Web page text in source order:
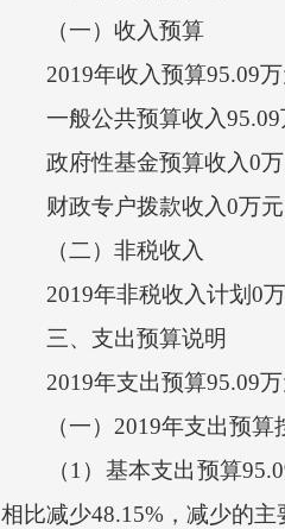
（一）收入预算
2019年收入预算95.09万
一般公共预算收入95.09
政府性基金预算收入0万
财政专户拨款收入0万元
（二）非税收入
2019年非税收入计划0万
三、支出预算说明
2019年支出预算95.09万
（一）2019年支出预算
（1）基本支出预算95.09
相比减少48.15%，减少的主